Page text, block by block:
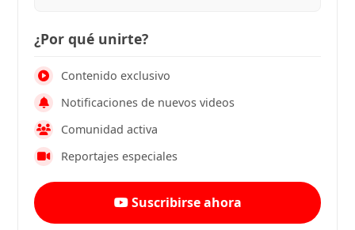
¿Por qué unirte?
Contenido exclusivo
Notificaciones de nuevos videos
Comunidad activa
Reportajes especiales
Suscribirse ahora